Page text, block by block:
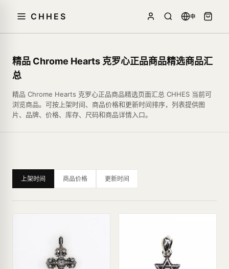
CHHES 中
精品 Chrome Hearts 克罗心正品商品精选商品汇
总
精品 Chrome Hearts 克罗心正品商品精选页面汇总 CHHES 当前可
浏览商品。可按上架时间、商品价格和更新时间排序，列表提供图
片、品牌、价格、库存、尺码和商品详情入口。
上架时间 商品价格 更新时间